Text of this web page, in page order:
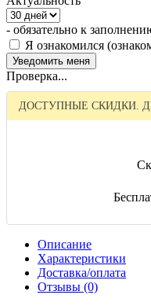
- обязательно к
Я ознакомился
Проверка...
ДОСТУПНЫЕ СКИДКИ.
Описание
Характеристики
Доставка/оплата
Отзывы (0)